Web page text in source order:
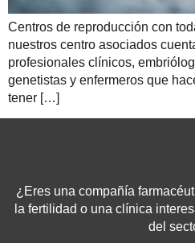
Centros de reproducción con
nuestros centro asociados
profesionales clínicos,
genetistas y enfermeros que
tener […]
¿Eres una compañía
la fertilidad o una clínica
del